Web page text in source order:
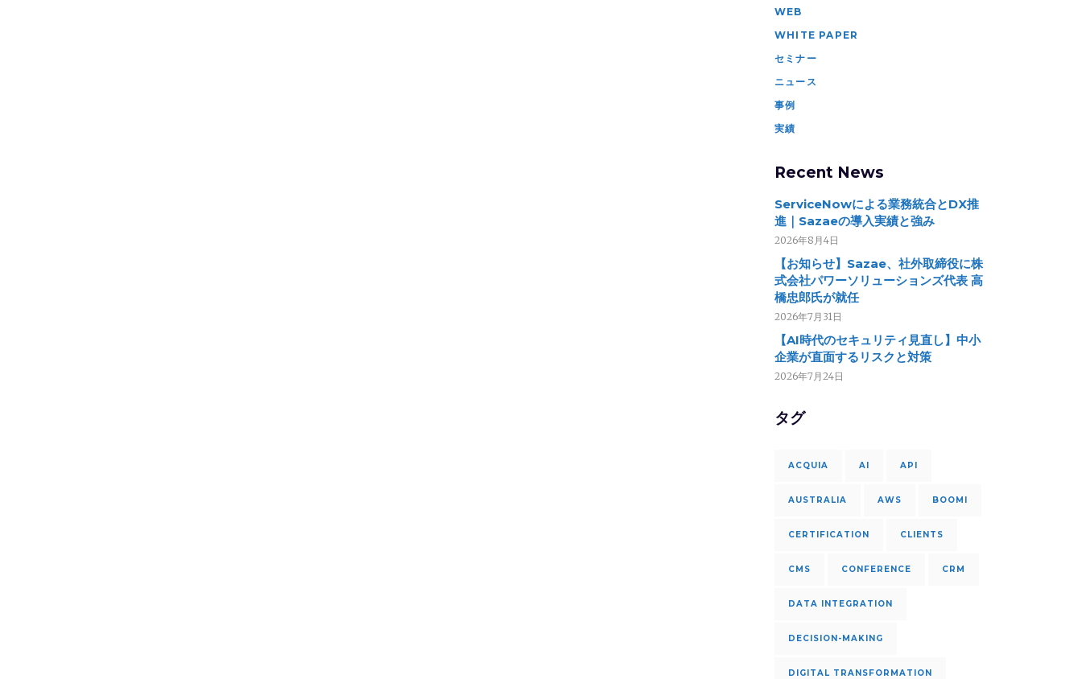
WEB
WHITE PAPER
セミナー
ニュース
事例
実績
Recent News
ServiceNowによる業務統合とDX推
進｜Sazaeの導入実績と強み
2026年8月4日
【お知らせ】Sazae、社外取締役に株
式会社パワーソリューションズ代表 高
橋忠郎氏が就任
2026年7月31日
【AI時代のセキュリティ見直し】中小
企業が直面するリスクと対策
2026年7月24日
タグ
ACQUIA AI API
AUSTRALIA AWS BOOMI
CERTIFICATION CLIENTS
CMS CONFERENCE CRM
DATA INTEGRATION
DECISION-MAKING
DIGITAL TRANSFORMATION